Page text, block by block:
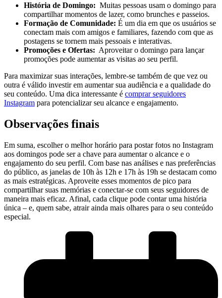
História de Domingo: ⁣ Muitas pessoas usam o domingo para
compartilhar⁤ momentos⁤ de ⁤lazer, como brunches ⁣e passeios.
Formação de Comunidade: É um dia em que os usuários se
⁣conectam mais⁢ com amigos e familiares, ⁤fazendo com que as
‍postagens se tornem mais pessoais e ‌interativas.
Promoções e Ofertas: ⁣ Aproveitar o domingo para⁤ lançar
⁤promoções ​pode aumentar as visitas ao⁣ seu perfil.
Para maximizar suas interações,‍ lembre-se também de que vez⁤ ou
outra ⁤é ‍válido investir em aumentar sua⁤ audiência e a qualidade do
seu⁤ conteúdo. Uma dica interessante é comprar seguidores​
Instagram para ​potencializar seu alcance e ‍engajamento.
Observações finais
Em suma, escolher o melhor horário‌ para postar fotos no Instagram
aos domingos pode ser a chave para ​aumentar‍ o alcance ⁤e o
engajamento do seu perfil. Com base ‌nas análises e nas preferências
do público, as janelas de 10h às⁢ 12h e 17h às 19h se destacam ⁣como
as mais estratégicas.⁢ Aproveite ⁤esses momentos de pico para
compartilhar suas memórias e ⁣conectar-se com seus seguidores de
‍maneira mais‌ eficaz. Afinal, ⁣cada clique‍ pode contar uma história
única – e, ⁣quem sabe, atrair ainda mais ‌olhares para‍ o seu conteúdo
especial.